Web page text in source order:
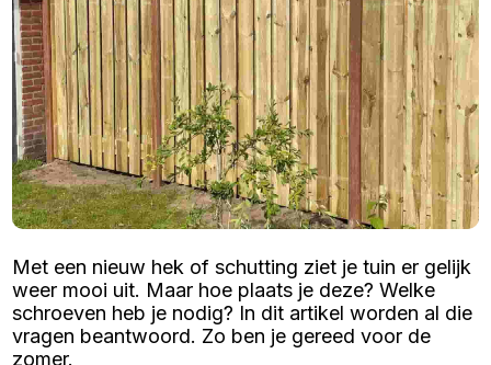
Met een nieuw hek of schutting ziet je tuin er gelijk
weer mooi uit. Maar hoe plaats je deze? Welke
schroeven heb je nodig? In dit artikel worden al die
vragen beantwoord. Zo ben je gereed voor de
zomer.